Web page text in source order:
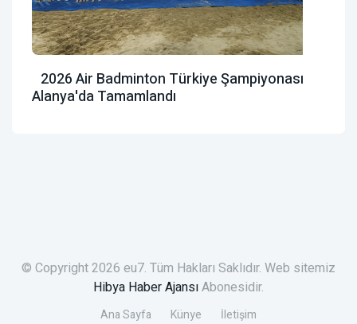
2026 Air Badminton Türkiye Şampiyonası
Alanya'da Tamamlandı
© Copyright 2026 eu7. Tüm Hakları Saklıdır. Web sitemiz
Hibya Haber AjansıAbonesidir.
Ana Sayfa Künye İletişim